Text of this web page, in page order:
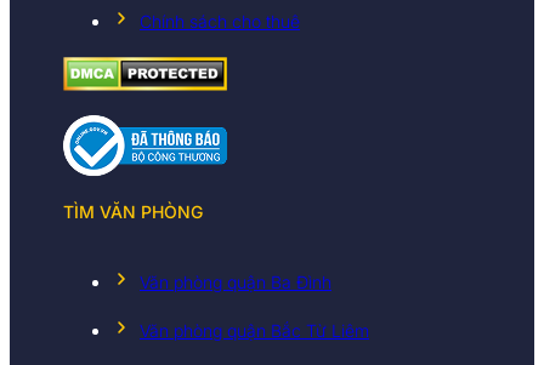
Chính sách cho thuê
TÌM VĂN PHÒNG
Văn phòng quận Ba Đình
Văn phòng quận Bắc Từ Liêm